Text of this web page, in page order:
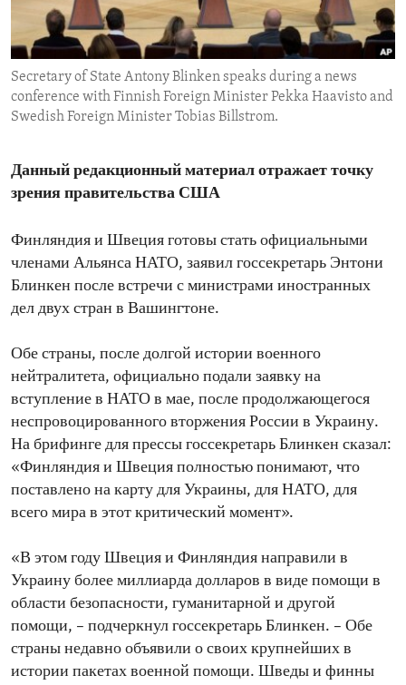
ENVIRONMENT AND HEALTH
IDEALS AND INSTITUTIONS
Secretary of State Antony Blinken speaks during a news
conference with Finnish Foreign Minister Pekka Haavisto and
Swedish Foreign Minister Tobias Billstrom.
Данный редакционный материал отражает точку
зрения правительства США
Финляндия и Швеция готовы стать официальными
членами Альянса НАТО, заявил госсекретарь Энтони
Блинкен после встречи с министрами иностранных
дел двух стран в Вашингтоне.
Обе страны, после долгой истории военного
нейтралитета, официально подали заявку на
вступление в НАТО в мае, после продолжающегося
неспровоцированного вторжения России в Украину.
На брифинге для прессы госсекретарь Блинкен сказал:
«Финляндия и Швеция полностью понимают, что
поставлено на карту для Украины, для НАТО, для
всего мира в этот критический момент».
«В этом году Швеция и Финляндия направили в
Украину более миллиарда долларов в виде помощи в
области безопасности, гуманитарной и другой
помощи, – подчеркнул госсекретарь Блинкен. – Обе
страны недавно объявили о своих крупнейших в
истории пакетах военной помощи. Шведы и финны